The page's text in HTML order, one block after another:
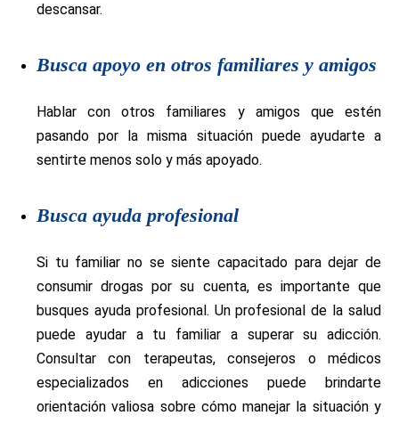
descansar.
Busca apoyo en otros familiares y amigos
Hablar con otros familiares y amigos que estén
pasando por la misma situación puede ayudarte a
sentirte menos solo y más apoyado.
Busca ayuda profesional
Si tu familiar no se siente capacitado para dejar de
consumir drogas por su cuenta, es importante que
busques ayuda profesional. Un profesional de la salud
puede ayudar a tu familiar a superar su adicción.
Consultar con terapeutas, consejeros o médicos
especializados en adicciones puede brindarte
orientación valiosa sobre cómo manejar la situación y